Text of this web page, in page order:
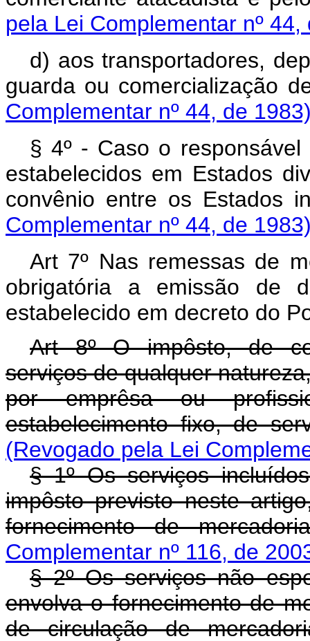
pela Lei Complementar nº 44,
d) aos transportadores,
guarda ou
Complementar nº 44, de
§ 4º - Caso o
estabelecidos em Estados
convênio entre os
Complementar nº 44, de
Art 7º Nas remessas de
obrigatória a emissão de
estabelecido em decreto do
Art 8º O impôsto, de
serviços de qualquer
por emprêsa ou
estabelecimento fixo, de
(Revogado pela Lei
§ 1º Os serviços
impôsto previsto neste
fornecimento de
Complementar nº 116, de
§ 2º Os serviços não
envolva o fornecimento de
de circulação de